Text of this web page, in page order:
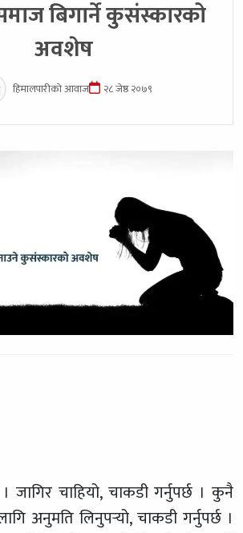
बिगार्ने कुसंस्कारको
अवशेष
हिमालपारीको आवाज २८ जेष्ठ २०७९
जागिर चाहियो, चाकडी गर्नुपर्छ । कुनै
अनुमति लिनुपर्‍यो, चाकडी गर्नुपर्छ ।